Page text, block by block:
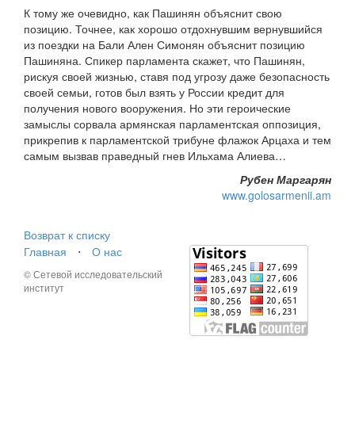
К тому же очевидно, как Пашинян объяснит свою
позицию. Точнее, как хорошо отдохнувшим вернувшийся
из поездки на Бали Ален Симонян объяснит позицию
Пашиняна. Спикер парламента скажет, что Пашинян,
рискуя своей жизнью, ставя под угрозу даже безопасность
своей семьи, готов был взять у России кредит для
получения нового вооружения. Но эти героические
замыслы сорвала армянская парламентская оппозиция,
прикрепив к парламентской трибуне флажок Арцаха и тем
самым вызвав праведный гнев Ильхама Алиева…
Рубен Маргарян
www.golosarmenii.am
Возврат к списку
Главная
⋅ О нас
© Сетевой исследовательский
институт